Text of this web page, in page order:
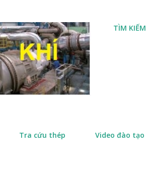
TÌM KIẾM
Tra cứu thép Video đào tạo